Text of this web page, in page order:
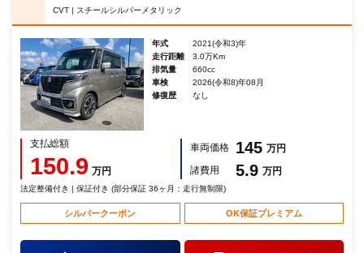
CVT | スチールシルバーメタリック
年式
2021(令和3)年
走行距離
3.0万Km
排気量
660cc
車検
2026(令和8)年08月
修復歴
なし
支払総額
150.9 万円
車両価格 145 万円
諸費用
5.9 万円
法定整備付き | 保証付き (部分保証 36ヶ月：走行無制限)
シルバークーポン OK保証プレミアム